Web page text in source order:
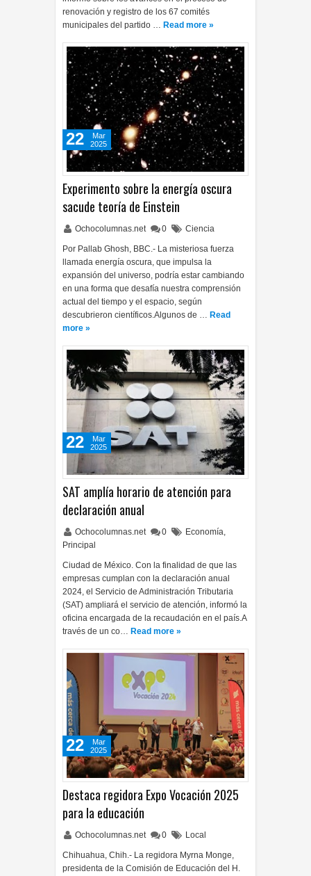
renovación y registro de los 67 comités
municipales del partido … Read more »
Experimento sobre la energía oscura
sacude teoría de Einstein
Ochocolumnas.net 0 Ciencia
Por Pallab Ghosh, BBC.- La misteriosa fuerza
llamada energía oscura, que impulsa la
expansión del universo, podría estar cambiando
en una forma que desafía nuestra comprensión
actual del tiempo y el espacio, según
descubrieron científicos.Algunos de … Read
more »
22
Mar
2025
SAT amplía horario de atención para
declaración anual
Ochocolumnas.net 0 Economía,
Principal
Ciudad de México. Con la finalidad de que las
empresas cumplan con la declaración anual
2024, el Servicio de Administración Tributaria
(SAT) ampliará el servicio de atención, informó la
oficina encargada de la recaudación en el país.A
través de un co… Read more »
22
Mar
2025
Destaca regidora Expo Vocación 2025
para la educación
Ochocolumnas.net 0 Local
Chihuahua, Chih.- La regidora Myrna Monge,
presidenta de la Comisión de Educación del H.
22
Mar
2025